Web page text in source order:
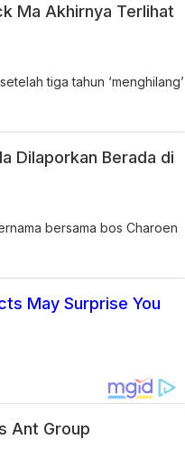
Ma Akhirnya Terlihat
tiga tahun ‘menghilang’
Dilaporkan Berada di
bersama bos Charoen
May Surprise You
Ant Group